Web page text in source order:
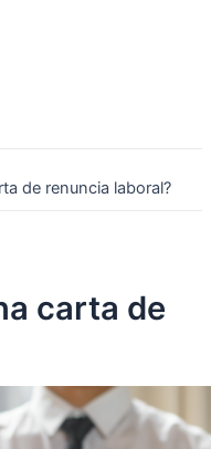
de renuncia laboral?
carta de